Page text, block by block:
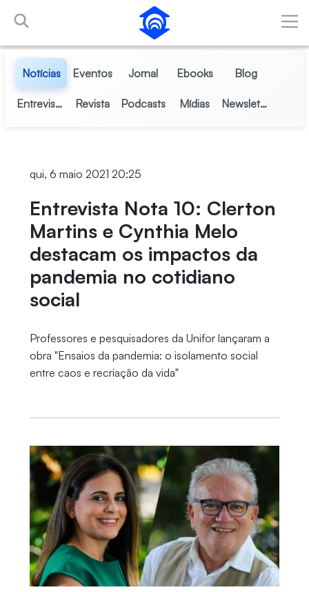
Pular para o Conteúdo principal
Notícias Eventos Jornal Ebooks Blog
Entrevistas Revista Podcasts Mídias Newsletter
qui, 6 maio 2021 20:25
Entrevista Nota 10: Clerton
Martins e Cynthia Melo
destacam os impactos da
pandemia no cotidiano
social
Professores e pesquisadores da Unifor lançaram a
obra "Ensaios da pandemia: o isolamento social
entre caos e recriação da vida"